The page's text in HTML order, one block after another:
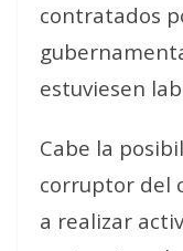
contratados
estuviesen
Cabe la
corruptor del
a realizar